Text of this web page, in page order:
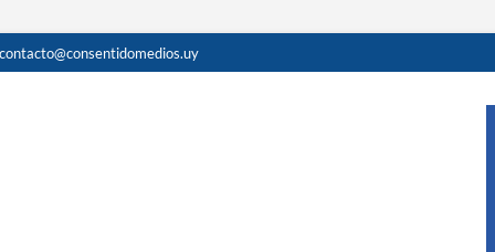
contacto@consentidomedios.uy